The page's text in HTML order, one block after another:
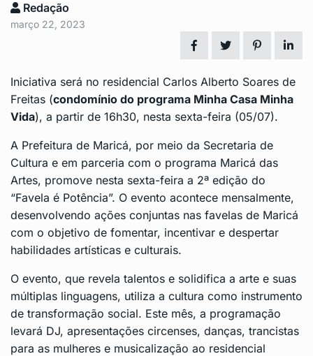
Redação
março 22, 2023
Iniciativa será no residencial Carlos Alberto Soares de
Freitas (condomínio do programa Minha Casa Minha
Vida), a partir de 16h30, nesta sexta-feira (05/07).
A Prefeitura de Maricá, por meio da Secretaria de
Cultura e em parceria com o programa Maricá das
Artes, promove nesta sexta-feira a 2ª edição do
“Favela é Potência”. O evento acontece mensalmente,
desenvolvendo ações conjuntas nas favelas de Maricá
com o objetivo de fomentar, incentivar e despertar
habilidades artísticas e culturais.
O evento, que revela talentos e solidifica a arte e suas
múltiplas linguagens, utiliza a cultura como instrumento
de transformação social. Este mês, a programação
levará DJ, apresentações circenses, danças, trancistas
para as mulheres e musicalização ao residencial